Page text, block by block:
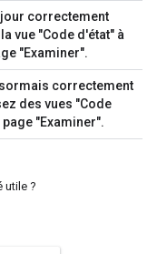
correctement
vue "Code d'état" à
"Examiner".
correctement
des vues "Code
"Examiner".
utile ?